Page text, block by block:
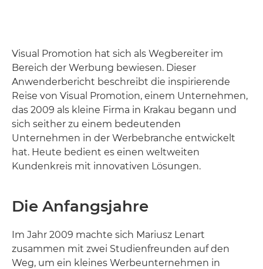
Visual Promotion hat sich als Wegbereiter im
Bereich der Werbung bewiesen. Dieser
Anwenderbericht beschreibt die inspirierende
Reise von Visual Promotion, einem Unternehmen,
das 2009 als kleine Firma in Krakau begann und
sich seither zu einem bedeutenden
Unternehmen in der Werbebranche entwickelt
hat. Heute bedient es einen weltweiten
Kundenkreis mit innovativen Lösungen.
Die Anfangsjahre
Im Jahr 2009 machte sich Mariusz Lenart
zusammen mit zwei Studienfreunden auf den
Weg, um ein kleines Werbeunternehmen in